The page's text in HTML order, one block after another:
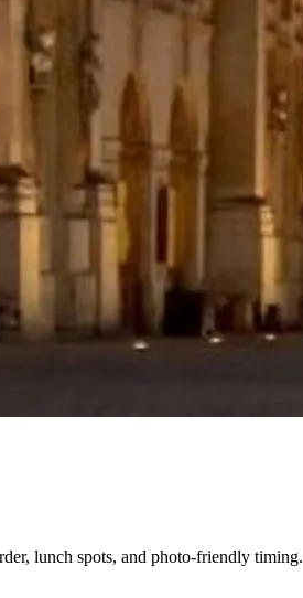
lunch spots, and photo‑friendly timing.